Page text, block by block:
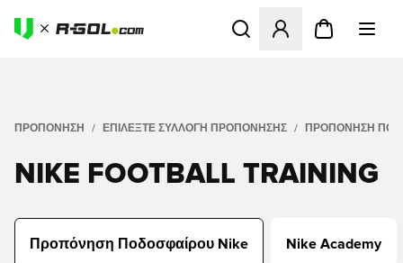
Ανοίγει ένα Modal για να
ΠΡΟΠΌΝΗΣΗ ΕΠΙΛΈΞΤΕ ΣΥΛΛΟΓΉ ΠΡΟΠΌΝΗΣΗΣ ΠΡΟΠΌΝΗΣΗ
NIKE FOOTBALL TRAINING
Προπόνηση Ποδοσφαίρου Nike Nike Academy